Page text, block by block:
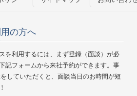
の方へ
を利用するには、まず登録（面談）が必
記フォームから来社予約ができます。事
していただくと、面談当日のお時間が短